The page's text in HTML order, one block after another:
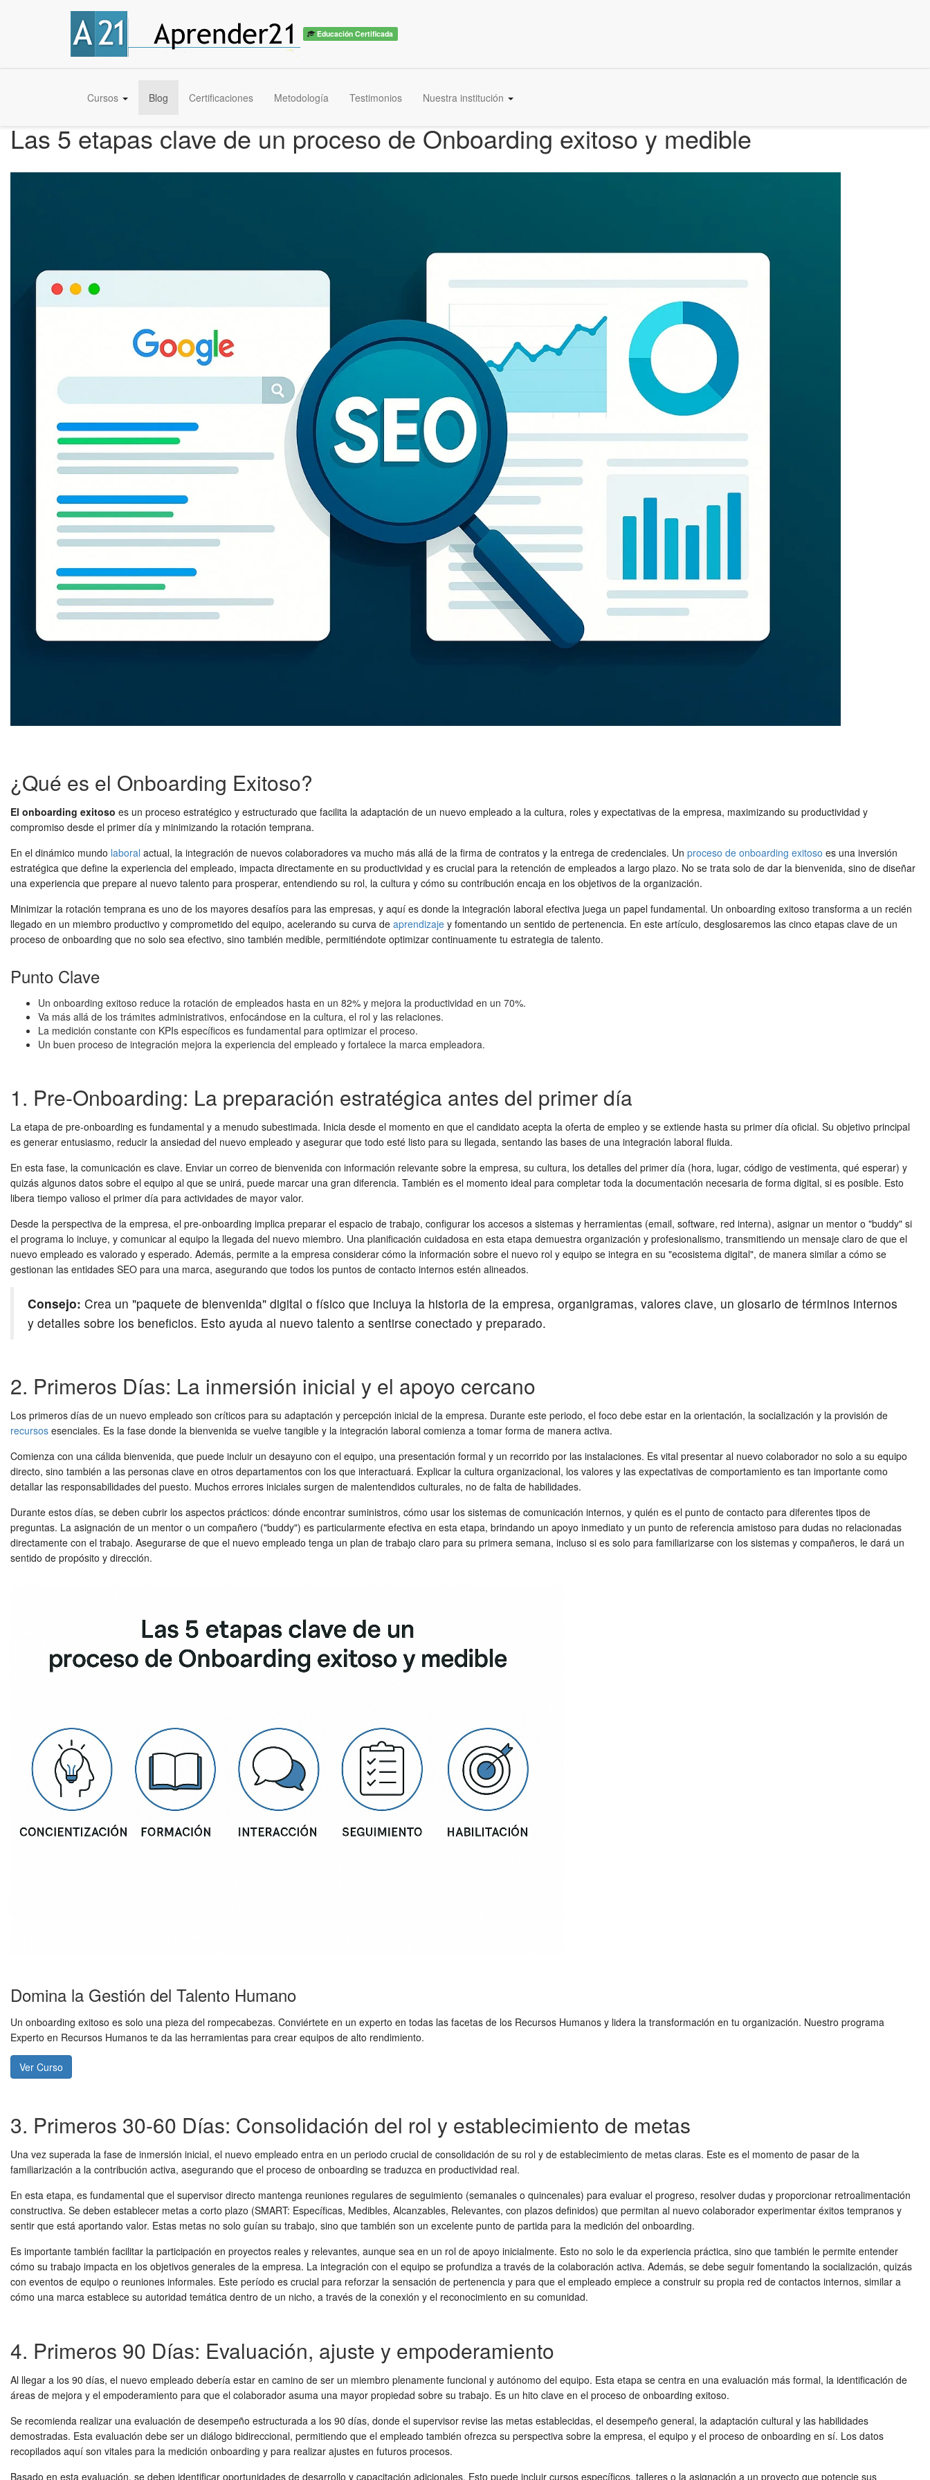
Educación Certificada
Cursos Blog Certificaciones Metodología Testimonios Nuestra institución
Las 5 etapas clave de un proceso de Onboarding exitoso y medible
¿Qué es el Onboarding Exitoso?
El onboarding exitoso es un proceso estratégico y estructurado que facilita la adaptación de un nuevo empleado a la cultura, roles y expectativas de la empresa, maximizando su productividad y
compromiso desde el primer día y minimizando la rotación temprana.
En el dinámico mundo laboral actual, la integración de nuevos colaboradores va mucho más allá de la firma de contratos y la entrega de credenciales. Un proceso de onboarding exitoso es una inversión
estratégica que define la experiencia del empleado, impacta directamente en su productividad y es crucial para la retención de empleados a largo plazo. No se trata solo de dar la bienvenida, sino de diseñar
una experiencia que prepare al nuevo talento para prosperar, entendiendo su rol, la cultura y cómo su contribución encaja en los objetivos de la organización.
Minimizar la rotación temprana es uno de los mayores desafíos para las empresas, y aquí es donde la integración laboral efectiva juega un papel fundamental. Un onboarding exitoso transforma a un recién
llegado en un miembro productivo y comprometido del equipo, acelerando su curva de aprendizaje y fomentando un sentido de pertenencia. En este artículo, desglosaremos las cinco etapas clave de un
proceso de onboarding que no solo sea efectivo, sino también medible, permitiéndote optimizar continuamente tu estrategia de talento.
Punto Clave
Un onboarding exitoso reduce la rotación de empleados hasta en un 82% y mejora la productividad en un 70%.
Va más allá de los trámites administrativos, enfocándose en la cultura, el rol y las relaciones.
La medición constante con KPIs específicos es fundamental para optimizar el proceso.
Un buen proceso de integración mejora la experiencia del empleado y fortalece la marca empleadora.
1. Pre-Onboarding: La preparación estratégica antes del primer día
La etapa de pre-onboarding es fundamental y a menudo subestimada. Inicia desde el momento en que el candidato acepta la oferta de empleo y se extiende hasta su primer día oficial. Su objetivo principal
es generar entusiasmo, reducir la ansiedad del nuevo empleado y asegurar que todo esté listo para su llegada, sentando las bases de una integración laboral fluida.
En esta fase, la comunicación es clave. Enviar un correo de bienvenida con información relevante sobre la empresa, su cultura, los detalles del primer día (hora, lugar, código de vestimenta, qué esperar) y
quizás algunos datos sobre el equipo al que se unirá, puede marcar una gran diferencia. También es el momento ideal para completar toda la documentación necesaria de forma digital, si es posible. Esto
libera tiempo valioso el primer día para actividades de mayor valor.
Desde la perspectiva de la empresa, el pre-onboarding implica preparar el espacio de trabajo, configurar los accesos a sistemas y herramientas (email, software, red interna), asignar un mentor o "buddy" si
el programa lo incluye, y comunicar al equipo la llegada del nuevo miembro. Una planificación cuidadosa en esta etapa demuestra organización y profesionalismo, transmitiendo un mensaje claro de que el
nuevo empleado es valorado y esperado. Además, permite a la empresa considerar cómo la información sobre el nuevo rol y equipo se integra en su "ecosistema digital", de manera similar a cómo se
gestionan las entidades SEO para una marca, asegurando que todos los puntos de contacto internos estén alineados.
Consejo: Crea un "paquete de bienvenida" digital o físico que incluya la historia de la empresa, organigramas, valores clave, un glosario de términos internos
y detalles sobre los beneficios. Esto ayuda al nuevo talento a sentirse conectado y preparado.
2. Primeros Días: La inmersión inicial y el apoyo cercano
Los primeros días de un nuevo empleado son críticos para su adaptación y percepción inicial de la empresa. Durante este periodo, el foco debe estar en la orientación, la socialización y la provisión de
recursos esenciales. Es la fase donde la bienvenida se vuelve tangible y la integración laboral comienza a tomar forma de manera activa.
Comienza con una cálida bienvenida, que puede incluir un desayuno con el equipo, una presentación formal y un recorrido por las instalaciones. Es vital presentar al nuevo colaborador no solo a su equipo
directo, sino también a las personas clave en otros departamentos con los que interactuará. Explicar la cultura organizacional, los valores y las expectativas de comportamiento es tan importante como
detallar las responsabilidades del puesto. Muchos errores iniciales surgen de malentendidos culturales, no de falta de habilidades.
Durante estos días, se deben cubrir los aspectos prácticos: dónde encontrar suministros, cómo usar los sistemas de comunicación internos, y quién es el punto de contacto para diferentes tipos de
preguntas. La asignación de un mentor o un compañero ("buddy") es particularmente efectiva en esta etapa, brindando un apoyo inmediato y un punto de referencia amistoso para dudas no relacionadas
directamente con el trabajo. Asegurarse de que el nuevo empleado tenga un plan de trabajo claro para su primera semana, incluso si es solo para familiarizarse con los sistemas y compañeros, le dará un
sentido de propósito y dirección.
Domina la Gestión del Talento Humano
Un onboarding exitoso es solo una pieza del rompecabezas. Conviértete en un experto en todas las facetas de los Recursos Humanos y lidera la transformación en tu organización. Nuestro programa
Experto en Recursos Humanos te da las herramientas para crear equipos de alto rendimiento.
Ver Curso
3. Primeros 30-60 Días: Consolidación del rol y establecimiento de metas
Una vez superada la fase de inmersión inicial, el nuevo empleado entra en un periodo crucial de consolidación de su rol y de establecimiento de metas claras. Este es el momento de pasar de la
familiarización a la contribución activa, asegurando que el proceso de onboarding se traduzca en productividad real.
En esta etapa, es fundamental que el supervisor directo mantenga reuniones regulares de seguimiento (semanales o quincenales) para evaluar el progreso, resolver dudas y proporcionar retroalimentación
constructiva. Se deben establecer metas a corto plazo (SMART: Específicas, Medibles, Alcanzables, Relevantes, con plazos definidos) que permitan al nuevo colaborador experimentar éxitos tempranos y
sentir que está aportando valor. Estas metas no solo guían su trabajo, sino que también son un excelente punto de partida para la medición del onboarding.
Es importante también facilitar la participación en proyectos reales y relevantes, aunque sea en un rol de apoyo inicialmente. Esto no solo le da experiencia práctica, sino que también le permite entender
cómo su trabajo impacta en los objetivos generales de la empresa. La integración con el equipo se profundiza a través de la colaboración activa. Además, se debe seguir fomentando la socialización, quizás
con eventos de equipo o reuniones informales. Este período es crucial para reforzar la sensación de pertenencia y para que el empleado empiece a construir su propia red de contactos internos, similar a
cómo una marca establece su autoridad temática dentro de un nicho, a través de la conexión y el reconocimiento en su comunidad.
4. Primeros 90 Días: Evaluación, ajuste y empoderamiento
Al llegar a los 90 días, el nuevo empleado debería estar en camino de ser un miembro plenamente funcional y autónomo del equipo. Esta etapa se centra en una evaluación más formal, la identificación de
áreas de mejora y el empoderamiento para que el colaborador asuma una mayor propiedad sobre su trabajo. Es un hito clave en el proceso de onboarding exitoso.
Se recomienda realizar una evaluación de desempeño estructurada a los 90 días, donde el supervisor revise las metas establecidas, el desempeño general, la adaptación cultural y las habilidades
demostradas. Esta evaluación debe ser un diálogo bidireccional, permitiendo que el empleado también ofrezca su perspectiva sobre la empresa, el equipo y el proceso de onboarding en sí. Los datos
recopilados aquí son vitales para la medición onboarding y para realizar ajustes en futuros procesos.
Basado en esta evaluación, se deben identificar oportunidades de desarrollo y capacitación adicionales. Esto puede incluir cursos específicos, talleres o la asignación a un proyecto que potencie sus